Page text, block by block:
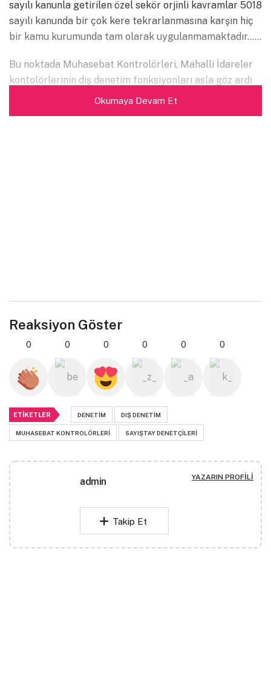
sayılı kanunla getirilen özel sekör orjinli kavramlar 5018
sayılı kanunda bir çok kere tekrarlanmasına karşın hiç
bir kamu kurumunda tam olarak uygulanmamaktadır……
Bu noktada Muhasebat Kontrolörleri, Mahalli İdareler
kontolörlerinin dış denetim fonksiyonları asla göz ardı
Okumaya Devam Et
Reaksiyon Göster
0 0 0 0 0 0
ETIKETLER DENETIM DIŞ DENETIM
MUHASEBAT KONTROLÖRLERI SAYIŞTAY DENETÇILERI
admin YAZARIN PROFILI
Takip Et